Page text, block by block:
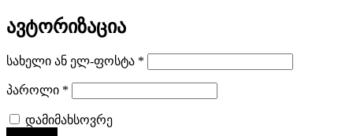
ავტორიზაცია
სახელი ან ელ-ფოსტა *
პაროლი *
დამიმახსოვრე